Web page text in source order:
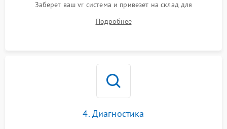
Заберет ваш vr система и привезет на склад для
Подробнее
4. Диагностика